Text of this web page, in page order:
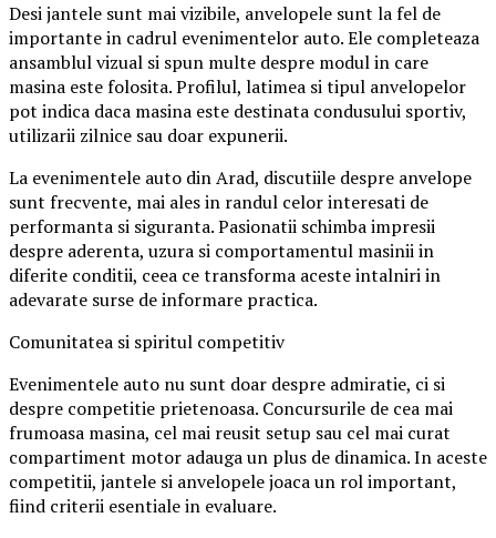
Desi jantele sunt mai vizibile, anvelopele sunt la fel de
importante in cadrul evenimentelor auto. Ele completeaza
ansamblul vizual si spun multe despre modul in care
masina este folosita. Profilul, latimea si tipul anvelopelor
pot indica daca masina este destinata condusului sportiv,
utilizarii zilnice sau doar expunerii.
La evenimentele auto din Arad, discutiile despre anvelope
sunt frecvente, mai ales in randul celor interesati de
performanta si siguranta. Pasionatii schimba impresii
despre aderenta, uzura si comportamentul masinii in
diferite conditii, ceea ce transforma aceste intalniri in
adevarate surse de informare practica.
Comunitatea si spiritul competitiv
Evenimentele auto nu sunt doar despre admiratie, ci si
despre competitie prietenoasa. Concursurile de cea mai
frumoasa masina, cel mai reusit setup sau cel mai curat
compartiment motor adauga un plus de dinamica. In aceste
competitii, jantele si anvelopele joaca un rol important,
fiind criterii esentiale in evaluare.